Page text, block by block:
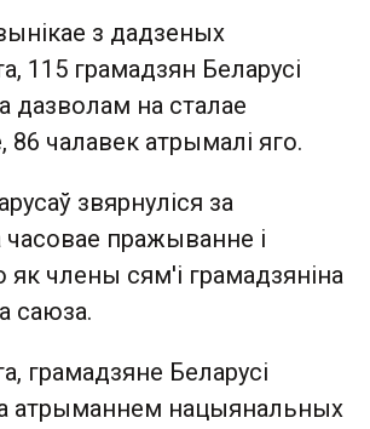
з дадзеных
115 грамадзян Беларусі
дазволам на сталае
чалавек атрымалі яго.
звярнуліся за
пражыванне і
як члены сям'і грамадзяніна
саюза.
грамадзяне Беларусі
атрыманнем нацыянальных